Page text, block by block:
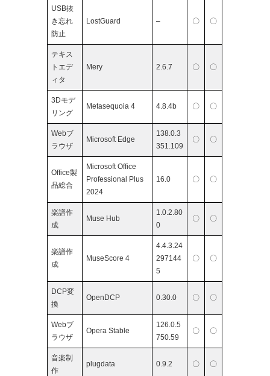
USB抜
き忘れ
防止
LostGuard – 〇 〇
テキス
トエデ
ィタ
Mery 2.6.7 〇 〇
3Dモデ
リング
Metasequoia 4 4.8.4b 〇 〇
Webブ
ラウザ
Microsoft Edge
138.0.3
351.109
〇 〇
Office製
品総合
Microsoft Office
Professional Plus
2024
16.0 〇 〇
楽譜作
成
Muse Hub
1.0.2.80
0
〇 〇
楽譜作
成
MuseScore 4
4.4.3.24
297144
5
〇 〇
DCP変
換
OpenDCP 0.30.0 〇 〇
Webブ
ラウザ
Opera Stable
126.0.5
750.59
〇 〇
音楽制
作
plugdata 0.9.2 〇 〇